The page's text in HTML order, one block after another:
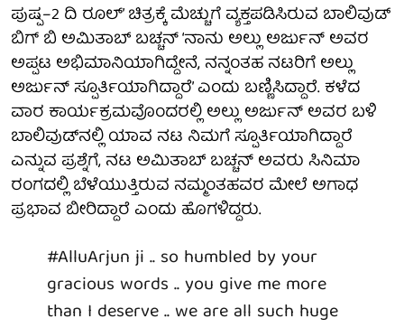
ಪುಷ್ಪ–2 ದಿ ರೂಲ್‌’ ಚಿತ್ರಕ್ಕೆ ಮೆಚ್ಚುಗೆ ವ್ಯಕ್ತಪಡಿಸಿರುವ ಬಾಲಿವುಡ್‌
ಬಿಗ್‌ ಬಿ ಅಮಿತಾಬ್‌ ಬಚ್ಚನ್‌ ‘ನಾನು ಅಲ್ಲು ಅರ್ಜುನ್‌ ಅವರ
ಅಪ್ಪಟ ಅಭಿಮಾನಿಯಾಗಿದ್ದೇನೆ, ನನ್ನಂತಹ ನಟರಿಗೆ ಅಲ್ಲು
ಅರ್ಜುನ್‌ ಸ್ಪೂರ್ತಿಯಾಗಿದ್ದಾರೆ’ ಎಂದು ಬಣ್ಣಿಸಿದ್ದಾರೆ. ಕಳೆದ
ವಾರ ಕಾರ್ಯಕ್ರಮವೊಂದರಲ್ಲಿ ಅಲ್ಲು ಅರ್ಜುನ್‌ ಅವರ ಬಳಿ
ಬಾಲಿವುಡ್‌ನಲ್ಲಿ ಯಾವ ನಟ ನಿಮಗೆ ಸ್ಪೂರ್ತಿಯಾಗಿದ್ದಾರೆ
ಎನ್ನುವ ಪ್ರಶ್ನೆಗೆ, ನಟ ಅಮಿತಾಬ್‌ ಬಚ್ಚನ್ ಅವರು ಸಿನಿಮಾ
ರಂಗದಲ್ಲಿ ಬೆಳೆಯುತ್ತಿರುವ ನಮ್ಮಂತಹವರ ಮೇಲೆ ಅಗಾಧ
ಪ್ರಭಾವ ಬೀರಿದ್ದಾರೆ ಎಂದು ಹೊಗಳಿದ್ದರು.
#AlluArjun ji .. so humbled by your
gracious words .. you give me more
than I deserve .. we are all such huge